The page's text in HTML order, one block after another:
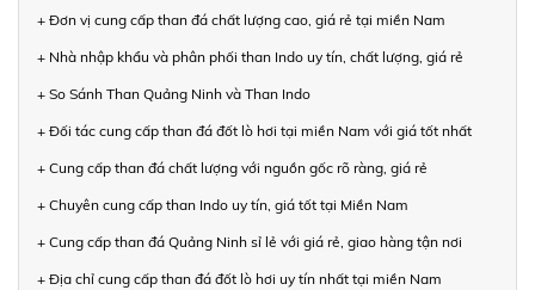
+ Đơn vị cung cấp than đá chất lượng cao, giá rẻ tại miền Nam
+ Nhà nhập khẩu và phân phối than Indo uy tín, chất lượng, giá rẻ
+ So Sánh Than Quảng Ninh và Than Indo
+ Đối tác cung cấp than đá đốt lò hơi tại miền Nam với giá tốt nhất
+ Cung cấp than đá chất lượng với nguồn gốc rõ ràng, giá rẻ
+ Chuyên cung cấp than Indo uy tín, giá tốt tại Miền Nam
+ Cung cấp than đá Quảng Ninh sỉ lẻ với giá rẻ, giao hàng tận nơi
+ Địa chỉ cung cấp than đá đốt lò hơi uy tín nhất tại miền Nam